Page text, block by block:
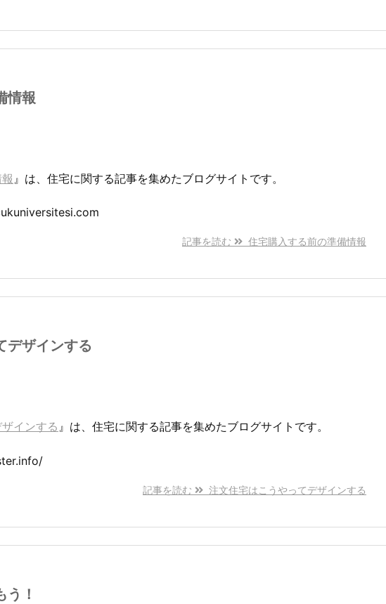
情報
』は、住宅に関する記事を集めたブログサイトです。
記事を読む 住宅購入する前の準備情報
デザインする
インする 』は、住宅に関する記事を集めたブログサイトです。
記事を読む 注文住宅はこうやってデザインする
！